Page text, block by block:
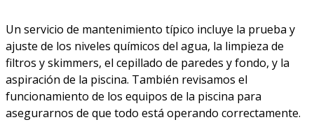
Un servicio de mantenimiento típico incluye la prueba y
ajuste de los niveles químicos del agua, la limpieza de
filtros y skimmers, el cepillado de paredes y fondo, y la
aspiración de la piscina. También revisamos el
funcionamiento de los equipos de la piscina para
asegurarnos de que todo está operando correctamente.